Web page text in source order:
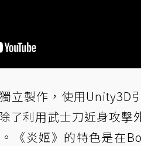
立製作，使用
了利用武士刀近身攻擊
《炎姬》的特色是在